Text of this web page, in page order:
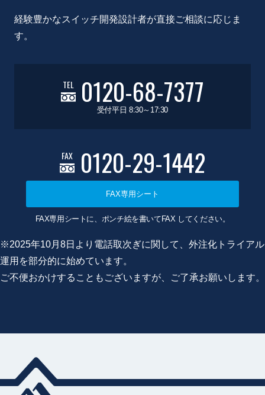
経験豊かなスイッチ開発設計者が直接ご相談に応じま
す。
TEL 0120-68-7377
受付平日 8:30～17:30
FAX 0120-29-1442
FAX専用シート
FAX専用シートに、ポンチ絵を書いてFAX してください。
※2025年10月8日より電話取次ぎに関して、外注化トライアル
運用を部分的に始めています。
ご不便おかけすることもございますが、ご了承お願いします。